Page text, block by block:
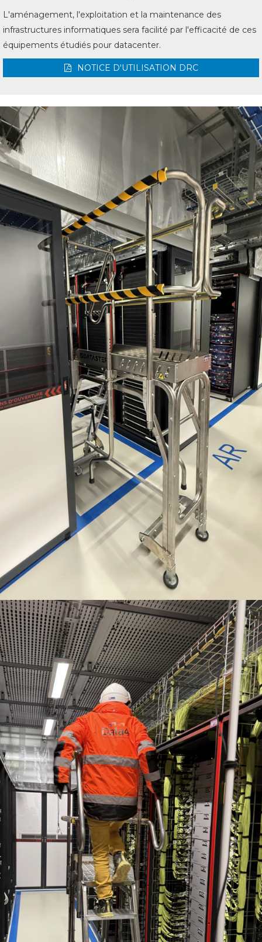
L'aménagement, l'exploitation et la maintenance des
infrastructures informatiques sera facilité par l'efficacité de ces
équipements étudiés pour datacenter.
NOTICE D'UTILISATION DRC